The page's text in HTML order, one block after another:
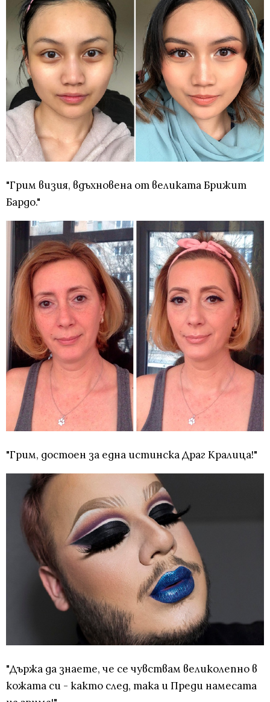
"Грим визия, вдъхновена от великата Брижит
Бардо."
"Грим, достоен за една истинска Драг Кралица!"
"Държа да знаете, че се чувствам великолепно в
кожата си - както след, така и Преди намесата